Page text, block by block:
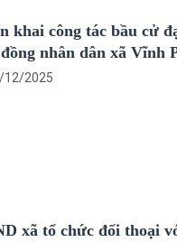
khai công tác bầu cử
nhân dân xã Vĩnh
12/2025
xã tổ chức đối thoại